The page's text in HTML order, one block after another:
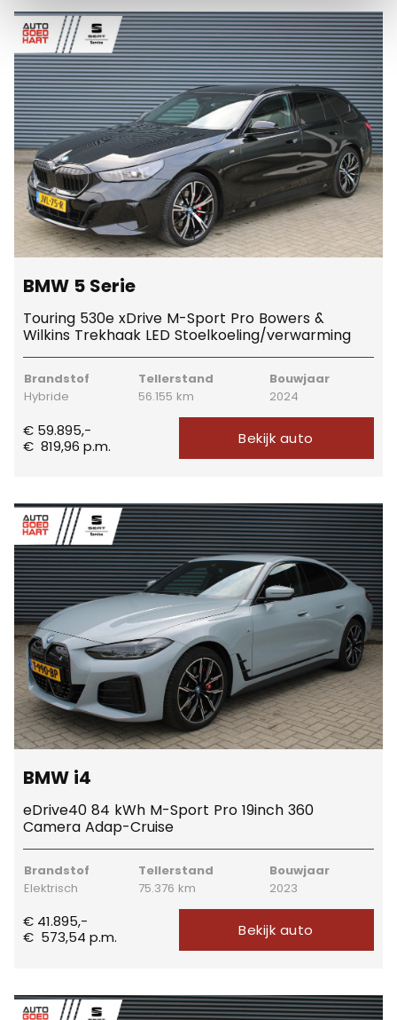
BMW 5 Serie
Touring 530e xDrive M-Sport Pro Bowers &
Wilkins Trekhaak LED Stoelkoeling/verwarming
Brandstof
Hybride
Tellerstand
56.155 km
Bouwjaar
2024
€ 59.895,-
€819,96 p.m. Bekijk auto
BMW i4
eDrive40 84 kWh M-Sport Pro 19inch 360
Camera Adap-Cruise
Brandstof
Elektrisch
Tellerstand
75.376 km
Bouwjaar
2023
€ 41.895,-
€ 573,54 p.m. Bekijk auto